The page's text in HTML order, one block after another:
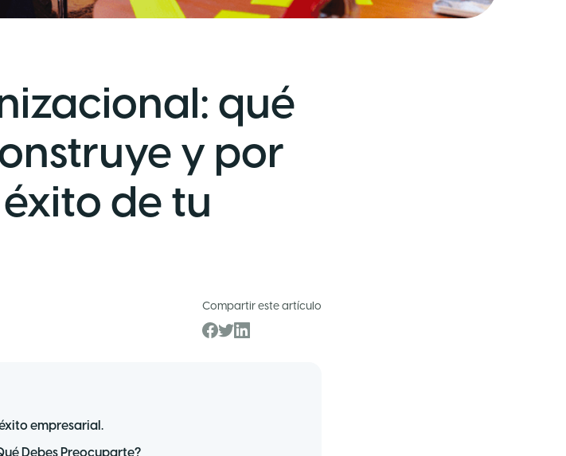
qué
y por
de tu
Compartir este artículo
empresarial.